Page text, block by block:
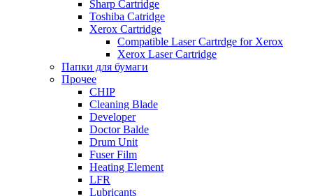
Sharp Cartridge
Toshiba Catridge
Xerox Cartridge
Compatible Laser Cartrdge for Xerox
Xerox Laser Cartridge
Папки для бумаги
Прочее
CHIP
Cleaning Blade
Developer
Doctor Balde
Drum Unit
Fuser Film
Heating Element
LFR
Lubricants